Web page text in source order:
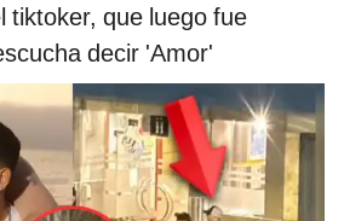
tiktoker, que luego fue
decir 'Amor'